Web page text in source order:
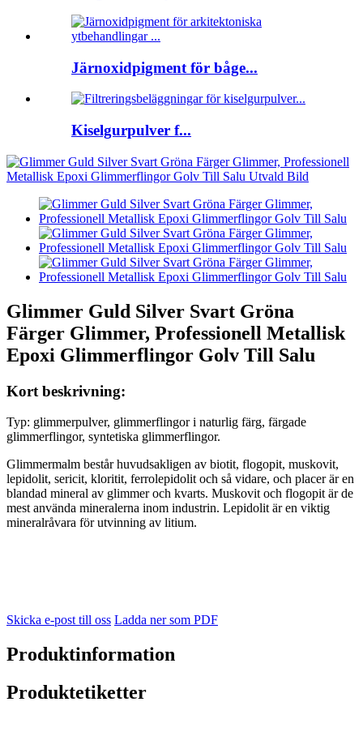
Järnoxidpigment för båge...
Kiselgurpulver f...
Glimmer Guld Silver Svart Gröna
Färger Glimmer, Professionell Metallisk
Epoxi Glimmerflingor Golv Till Salu
Kort beskrivning:
Typ: glimmerpulver, glimmerflingor i naturlig färg, färgade
glimmerflingor, syntetiska glimmerflingor.
Glimmermalm består huvudsakligen av biotit, flogopit, muskovit,
lepidolit, sericit, kloritit, ferrolepidolit och så vidare, och placer är en
blandad mineral av glimmer och kvarts. Muskovit och flogopit är de
mest använda mineralerna inom industrin. Lepidolit är en viktig
mineralråvara för utvinning av litium.
Skicka e-post till oss Ladda ner som PDF
Produktinformation
Produktetiketter